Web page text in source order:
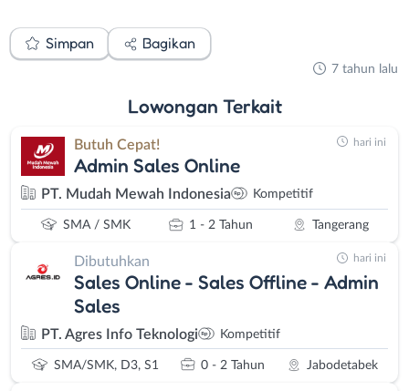
Simpan Bagikan
7 tahun lalu
Lowongan Terkait
Butuh Cepat!
Admin Sales Online
PT. Mudah Mewah Indonesia Kompetitif
SMA / SMK 1 - 2 Tahun Tangerang
hari ini
Dibutuhkan
Sales Online - Sales Offline - Admin
Sales
PT. Agres Info Teknologi Kompetitif
SMA/SMK, D3, S1 0 - 2 Tahun Jabodetabek
hari ini